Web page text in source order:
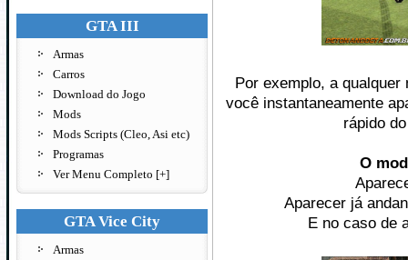
GTA III
Armas
Carros
Download do Jogo
Mods
Mods Scripts (Cleo, Asi etc)
Programas
Ver Menu Completo [+]
GTA Vice City
Armas
Por exemplo, a
você instantaneamente
rápido
O
Aparecer já
E no caso de